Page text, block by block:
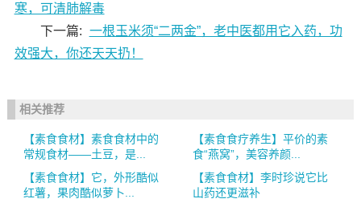
寒，可清肺解毒
下一篇: 一根玉米须“二两金”，老中医都用它入药，功
效强大，你还天天扔！
相关推荐
【素食食材】素食食材中的
常规食材——土豆，是...
【素食食疗养生】平价的素
食“燕窝”，美容养颜...
【素食食材】它，外形酷似
红薯，果肉酷似萝卜...
【素食食材】李时珍说它比
山药还更滋补